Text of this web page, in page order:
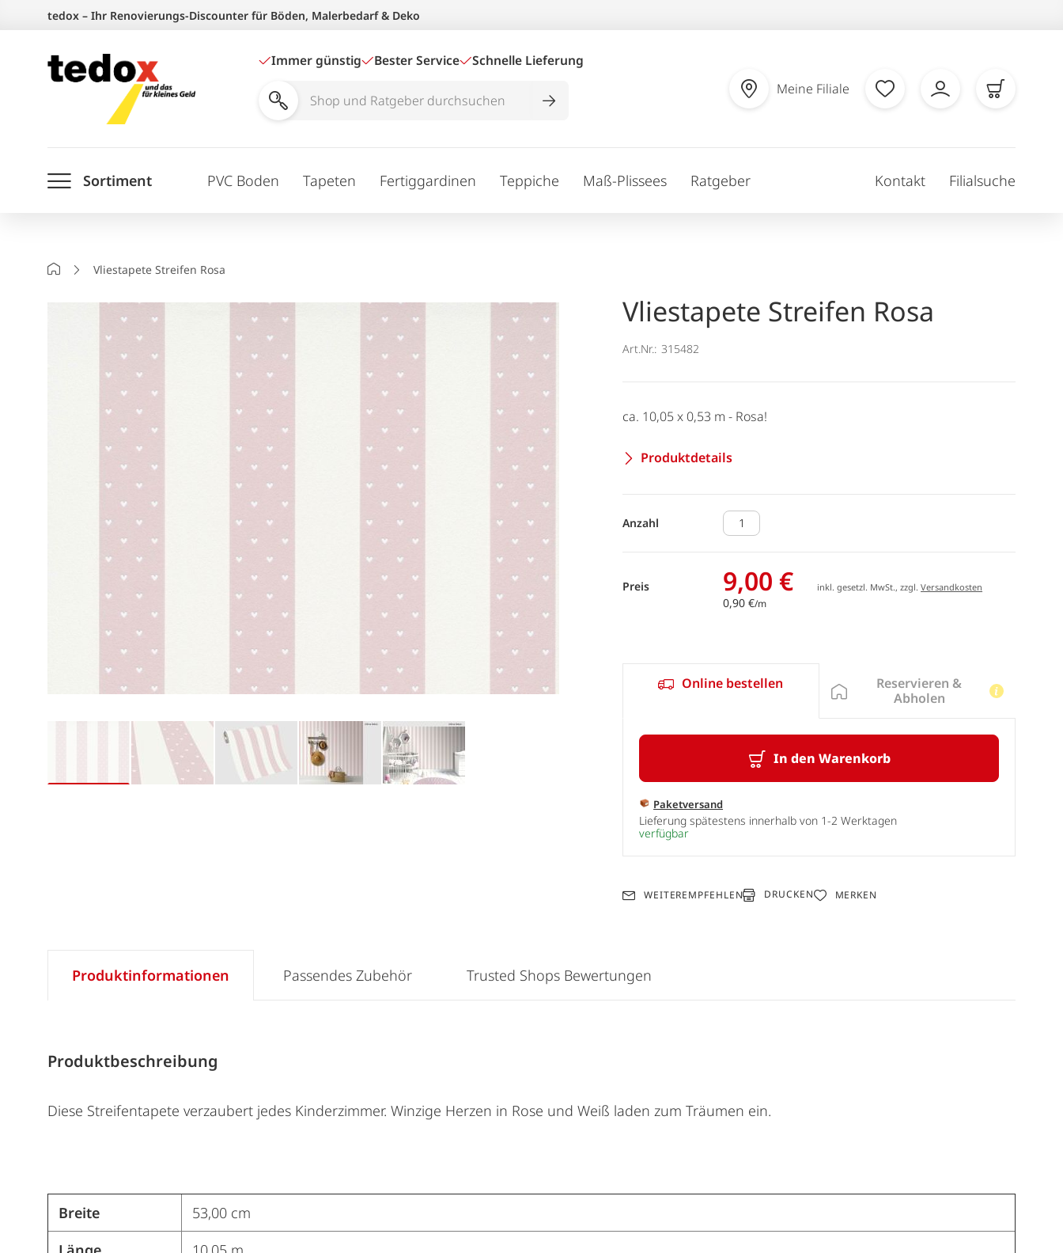
springen
tedox – Ihr Renovierungs-Discounter für Böden, Malerbedarf & Deko
Immer günstig Bester Service Schnelle Lieferung
Shop
durchsuchen
Meine Filiale
Sortiment PVC Boden Tapeten Fertiggardinen Teppiche Maß-Plissees Ratgeber Kontakt Filialsuche
StartseiteVliestapete Streifen Rosa
Vliestapete Streifen Rosa
Art.Nr.: 315482
ca. 10,05 x 0,53 m - Rosa!
Produktdetails
Anzahl
Preis 9,00 €
0,90 €/m
inkl. gesetzl. MwSt., zzgl.Versandkosten
Online bestellen
In den Warenkorb
Paketversand
Lieferung spätestens innerhalb von 1-2 Werktagen
verfügbar
Reservieren &
Abholen
WEITEREMPFEHLEN DRUCKEN MERKEN
Produktinformationen
Produktbeschreibung
Diese Streifentapete verzaubert jedes Kinderzimmer. Winzige Herzen in Rose und Weiß laden zum Träumen ein.
Breite
53,00 cm
Passendes Zubehör Trusted Shops Bewertungen